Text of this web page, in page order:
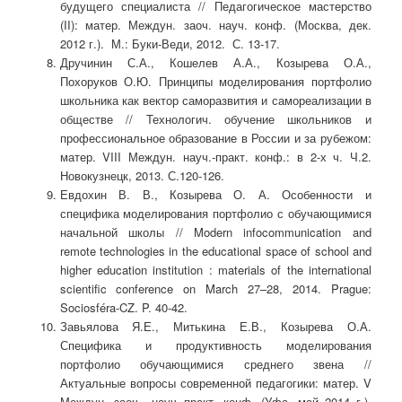
будущего специалиста // Педагогическое мастерство
(II): матер. Междун. заоч. науч. конф. (Москва, дек.
2012 г.). М.: Буки-Веди, 2012. С. 13-17.
Дручинин С.А., Кошелев А.А., Козырева О.А.,
Похоруков О.Ю. Принципы моделирования портфолио
школьника как вектор саморазвития и самореализации в
обществе // Технологич. обучение школьников и
профессиональное образование в России и за рубежом:
матер. VIII Междун. науч.-практ. конф.: в 2-х ч. Ч.2.
Новокузнецк, 2013. С.120-126.
Евдохин В. В., Козырева О. А. Особенности и
специфика моделирования портфолио с обучающимися
начальной школы // Modern infocommunication and
remote technologies in the educational space of school and
higher education institution : materials of the international
scientific conference on March 27–28, 2014. Prague:
Sociosféra-CZ. P. 40-42.
Завьялова Я.Е., Митькина Е.В., Козырева О.А.
Специфика и продуктивность моделирования
портфолио обучающимися среднего звена //
Актуальные вопросы современной педагогики: матер. V